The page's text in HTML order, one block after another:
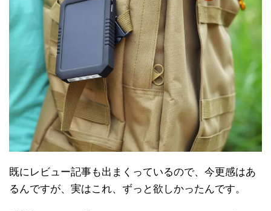
既にレビュー記事も出まくっているので、今更感はあ
るんですが、実はこれ、ずっと欲しかったんです。